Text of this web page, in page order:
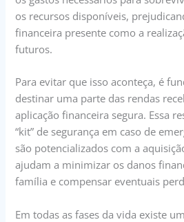
os recursos disponíveis,
financeira presente como a
futuros.
Para evitar que isso aconteça, é
destinar uma parte das rendas
aplicação financeira segura. Essa
“kit” de segurança em caso de
são potencializados com a
ajudam a minimizar os danos
família e compensar eventuais
Em todas as fases da vida existe